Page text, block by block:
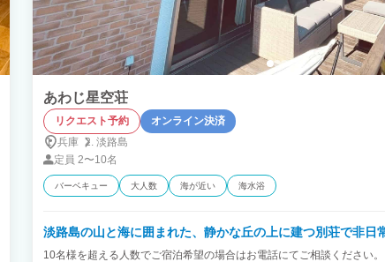
あわじ星空荘
リクエスト予約
オンライン決済
兵庫
淡路島
定員 2〜10名
バーベキュー 大人数 海が近い 海水浴
淡路島の山と海に囲まれた、静かな丘の上に建つ別荘で非日
10名様を超える人数でご宿泊希望の場合はお電話にてご相談ください